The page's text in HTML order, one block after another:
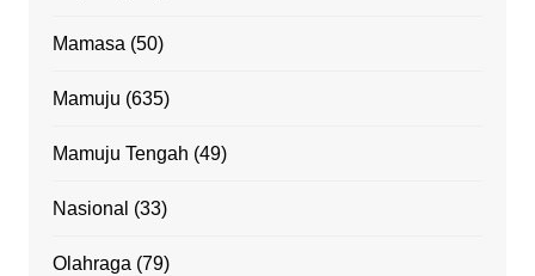
Mamasa (50)
Mamuju (635)
Mamuju Tengah (49)
Nasional (33)
Olahraga (79)